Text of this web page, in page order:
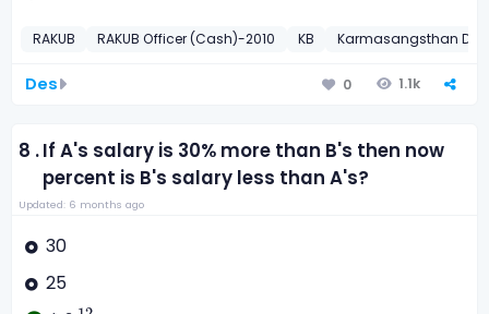
RAKUB RAKUB Officer (Cash)-2010 KB Karmasangsthan
Des 0 1.1k
8 .If A's salary is 30% more than B's then now
percent is B's salary less than A's?
Updated: 6 months ago
30
25
76 12